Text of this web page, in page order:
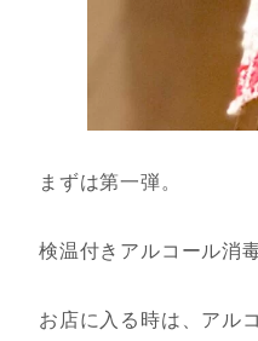
まずは第一弾。
検温付きアルコール消毒
お店に入る時は、アル